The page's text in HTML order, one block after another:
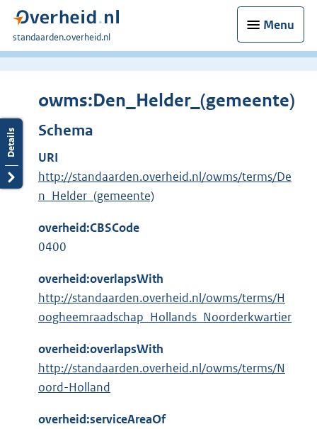
Menu
U
bent
standaarden.overheid.nl
owms:Den_Helder_(gemeente)
Schema
URI
http://standaarden.overheid.nl/owms/terms/De
n_Helder_(gemeente)
overheid:CBSCode
0400
overheid:overlapsWith
http://standaarden.overheid.nl/owms/terms/H
oogheemraadschap_Hollands_Noorderkwartier
overheid:overlapsWith
http://standaarden.overheid.nl/owms/terms/N
oord-Holland
overheid:serviceAreaOf